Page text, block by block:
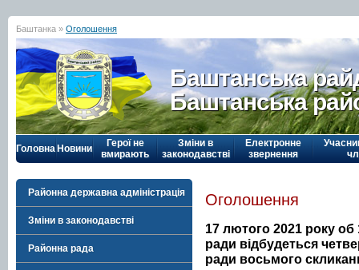
Баштанка » Оголошення
Баштанська
Баштанська
Головна Новини
Герої не
вмирають
Зміни в
законодавстві
Електронне
звернення
Районна державна адміністрація
Зміни в законодавстві
Районна рада
Оголошення
17 лютого 2021 року об
ради відбудеться
ради восьмого